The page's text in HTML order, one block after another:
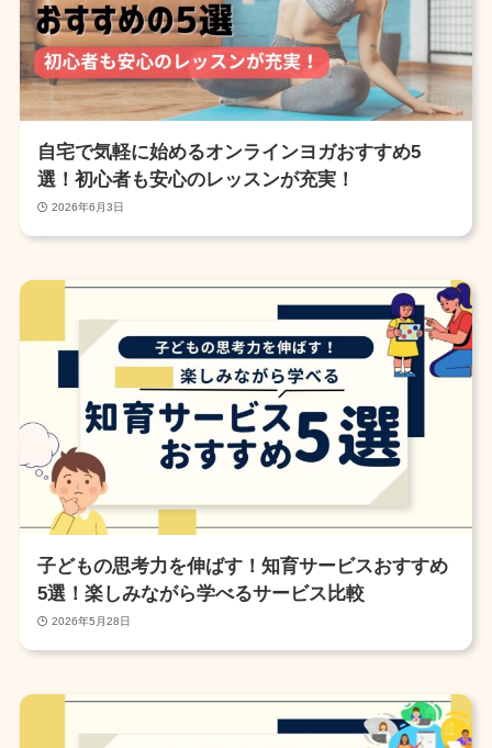
自宅で気軽に始めるオンラインヨガおすすめ5
選！初心者も安心のレッスンが充実！
2026年6月3日
子どもの思考力を伸ばす！知育サービスおすすめ
5選！楽しみながら学べるサービス比較
2026年5月28日